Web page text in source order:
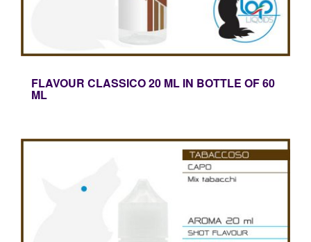
FLAVOUR CLASSICO 20 ML IN BOTTLE OF 60
ML